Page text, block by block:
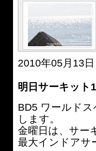
2010年05月13
明日サーキット
BD5 ワールド
します。
金曜日は、サー
最大インドアサ